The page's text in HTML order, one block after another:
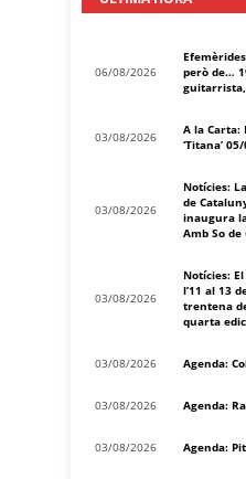
06/08/2026
però de…
guitarrista,
03/08/2026
A la Carta:
‘Titana’
03/08/2026
Notícies:
de
inaugura
Amb So de
03/08/2026
Notícies:
l’11 al 13
trentena
quarta
03/08/2026 Agenda:
03/08/2026 Agenda:
03/08/2026 Agenda: